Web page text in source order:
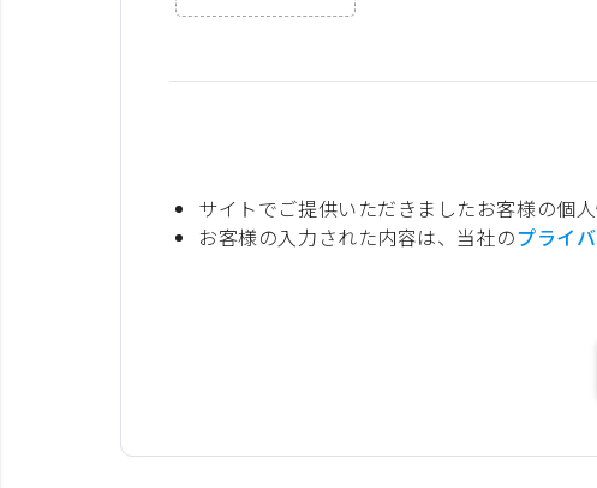
サイトでご提供いただきましたお客様の個
お客様の入力された内容は、当社のプライ